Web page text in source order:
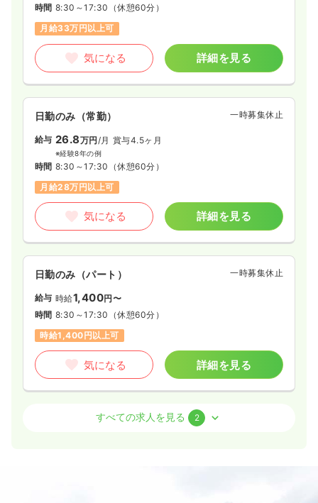
時間 8:30～17:30 （休憩60分）
月給33万円以上可
気になる 詳細を見る
日勤のみ（常勤） 一時募集休止
給与 26.8万円 /月 賞与4.5ヶ月
※経験8年の例
時間 8:30～17:30 （休憩60分）
月給28万円以上可
気になる 詳細を見る
日勤のみ（パート） 一時募集休止
給与 時給1,400円〜
時間 8:30～17:30 （休憩60分）
時給1,400円以上可
気になる 詳細を見る
正・准看護師すべての求人を見る 2